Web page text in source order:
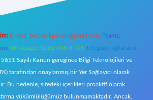
E-mail: backlinkpaneli@gmail.com Teams:
Whatsapp: 0262 606 0 726 Telegram: @karabul
Sayılı Kanun gereğince Bilgi Teknolojileri ve
tarafından onaylanmış bir Yer Sağlayıcı olarak
Bu nedenle, sitedeki içerikleri proaktif olarak
yükümlülüğümüz bulunmamaktadır. Ancak,